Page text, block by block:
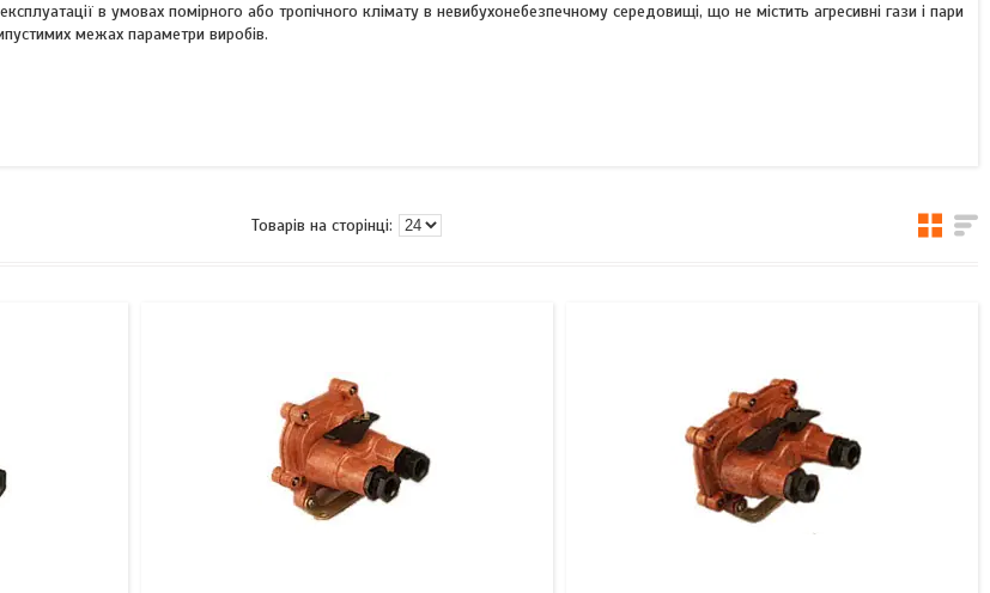
в умовах помірного або тропічного клімату в невибухонебезпечному середовищі, що не містить агресивні гази і пари
межах параметри виробів.